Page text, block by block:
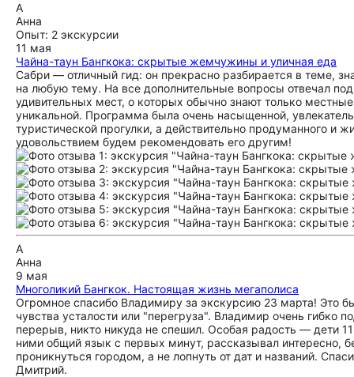
А
Анна
Опыт: 2 экскурсии
11 мая
Чайна-таун Бангкока: скрытые жемчужины и уличная еда
Сабри — отличный гид: он прекрасно разбирается в теме,
на любую тему. На все дополнительные вопросы отвечал
удивительных мест, о которых обычно знают только
уникальной. Программа была очень насыщенной,
туристической прогулки, а действительно продуманного и
удовольствием будем рекомендовать его другим!
А
Анна
9 мая
Многоликий Бангкок. Настоящая жизнь мегаполиса
Огромное спасибо Владимиру за экскурсию 23 марта! Это
чувства усталости или "перегруза". Владимир очень гибко
перерыв, никто никуда не спешил. Особая радость — дети
ними общий язык с первых минут, рассказывал интересно,
проникнуться городом, а не лопнуть от дат и названий.
Дмитрий.